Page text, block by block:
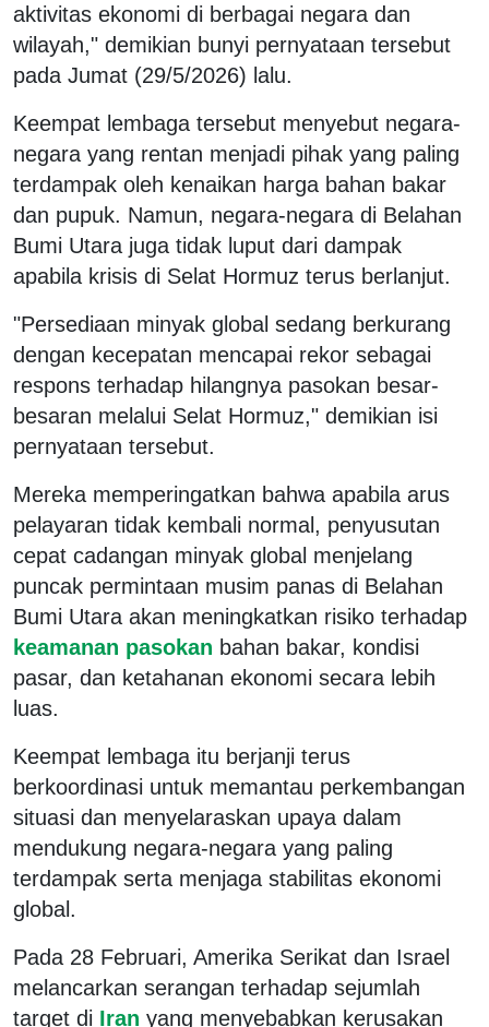
aktivitas ekonomi di berbagai negara dan
wilayah," demikian bunyi pernyataan tersebut
pada Jumat (29/5/2026) lalu.
Keempat lembaga tersebut menyebut negara-
negara yang rentan menjadi pihak yang paling
terdampak oleh kenaikan harga bahan bakar
dan pupuk. Namun, negara-negara di Belahan
Bumi Utara juga tidak luput dari dampak
apabila krisis di Selat Hormuz terus berlanjut.
"Persediaan minyak global sedang berkurang
dengan kecepatan mencapai rekor sebagai
respons terhadap hilangnya pasokan besar-
besaran melalui Selat Hormuz," demikian isi
pernyataan tersebut.
Mereka memperingatkan bahwa apabila arus
pelayaran tidak kembali normal, penyusutan
cepat cadangan minyak global menjelang
puncak permintaan musim panas di Belahan
Bumi Utara akan meningkatkan risiko terhadap
keamanan pasokan bahan bakar, kondisi
pasar, dan ketahanan ekonomi secara lebih
luas.
Keempat lembaga itu berjanji terus
berkoordinasi untuk memantau perkembangan
situasi dan menyelaraskan upaya dalam
mendukung negara-negara yang paling
terdampak serta menjaga stabilitas ekonomi
global.
Pada 28 Februari, Amerika Serikat dan Israel
melancarkan serangan terhadap sejumlah
target di Iran yang menyebabkan kerusakan